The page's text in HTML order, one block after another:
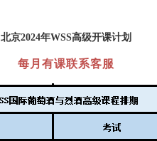
北京2024年WSS高级开课计划
每月有课联系客服